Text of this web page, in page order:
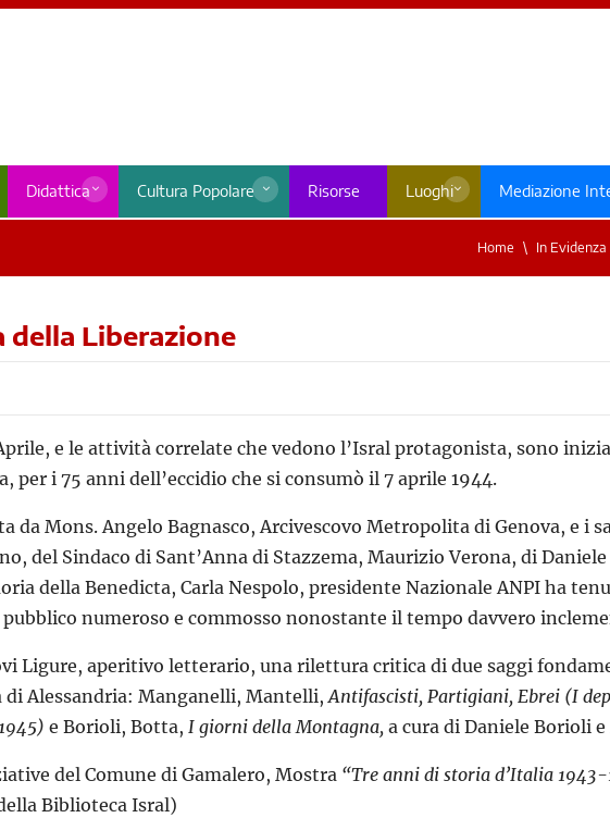
Didattica Cultura Popolare Risorse Luoghi Mediazione
Home In Evidenza
della Liberazione
e le attività correlate che vedono l’Isral protagonista, sono
per i 75 anni dell’eccidio che si consumò il 7 aprile 1944.
da Mons. Angelo Bagnasco, Arcivescovo Metropolita di Genova, e i
del Sindaco di Sant’Anna di Stazzema, Maurizio Verona, di
della Benedicta, Carla Nespolo, presidente Nazionale ANPI ha
numeroso e commosso nonostante il tempo davvero
Ligure, aperitivo letterario, una rilettura critica di due saggi
di Alessandria: Manganelli, Mantelli,Antifascisti, Partigiani, Ebrei (I
e Borioli, Botta, I giorni della Montagna, a cura di Daniele Borioli
del Comune di Gamalero, Mostra “Tre anni di storia d’Italia
Biblioteca Isral)